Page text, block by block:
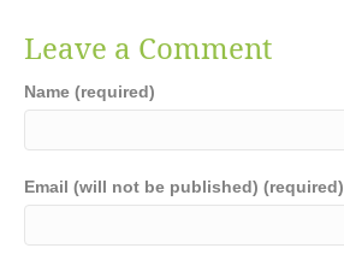
Leave a Comment
Name (required)
Email (will not be published) (required)